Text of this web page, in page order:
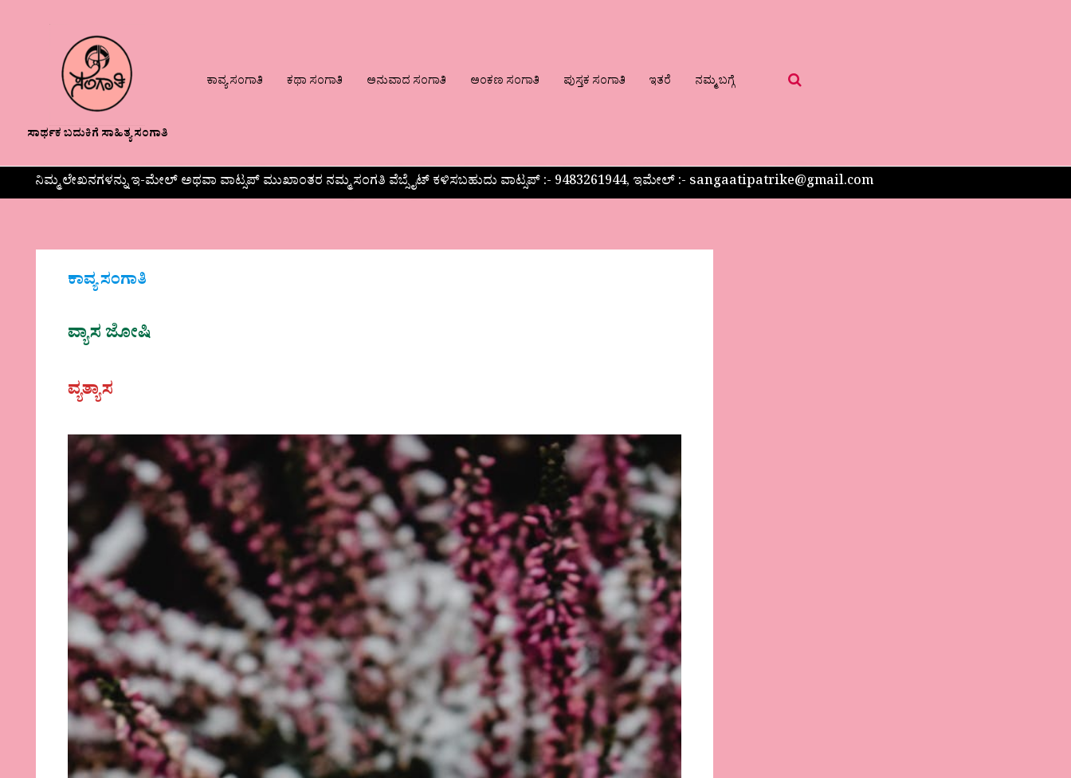
ಸಾರ್ಥಕ ಬದುಕಿಗೆ ಸಾಹಿತ್ಯ ಸಂಗಾತಿ
ಕಾವ್ಯ ಸಂಗಾತಿ ಕಥಾ ಸಂಗಾತಿ ಅನುವಾದ ಸಂಗಾತಿ ಅಂಕಣ ಸಂಗಾತಿ ಪುಸ್ತಕ ಸಂಗಾತಿ ಇತರೆ ನಮ್ಮ ಬಗ್ಗೆ
ನಿಮ್ಮ ಲೇಖನಗಳನ್ನು ಇ-ಮೇಲ್ ಅಥವಾ ವಾಟ್ಸಪ್ ಮುಖಾಂತರ ನಮ್ಮ ಸಂಗತಿ ವೆಬ್ಸೈಟ್ ಕಳಿಸಬಹುದು ವಾಟ್ಸಪ್‌ :- 9483261944, ಇಮೇಲ್ :- sangaatipatrike@gmail.com
ಕಾವ್ಯ ಸಂಗಾತಿ
ವ್ಯಾಸ ಜೋಷಿ
ವ್ಯತ್ಯಾಸ